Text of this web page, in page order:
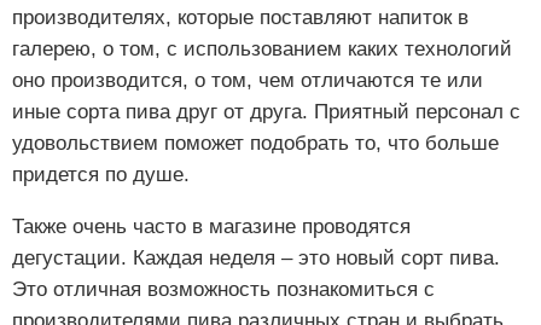
производителях, которые поставляют напиток в
галерею, о том, с использованием каких технологий
оно производится, о том, чем отличаются те или
иные сорта пива друг от друга. Приятный персонал с
удовольствием поможет подобрать то, что больше
придется по душе.
Также очень часто в магазине проводятся
дегустации. Каждая неделя – это новый сорт пива.
Это отличная возможность познакомиться с